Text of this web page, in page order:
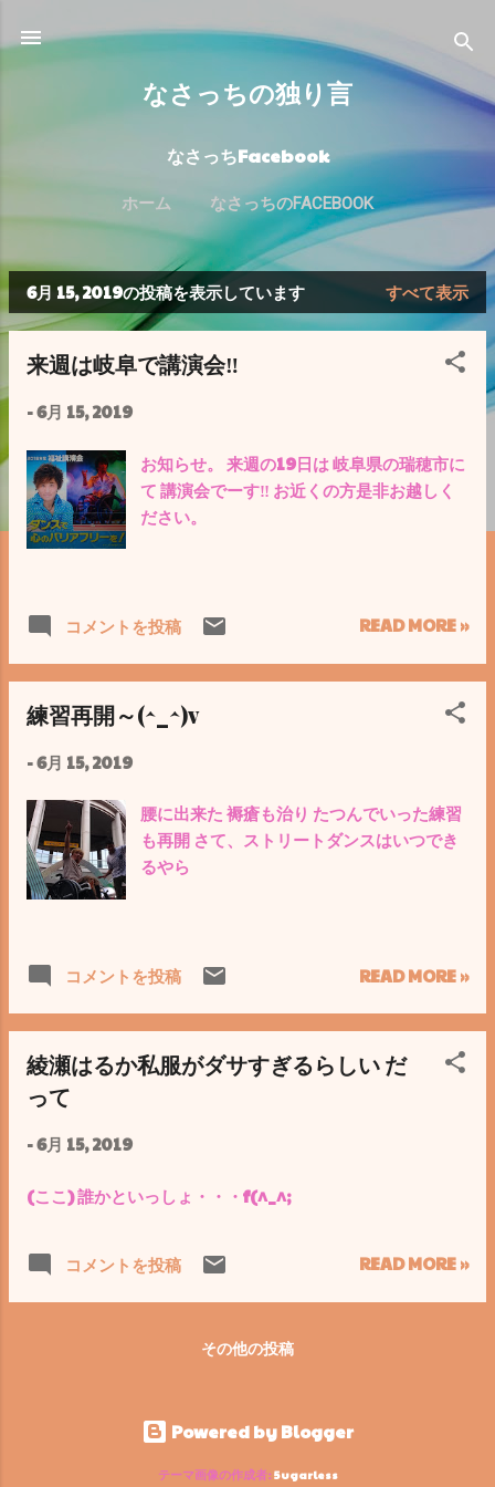
スキップしてメイン コンテンツに移動
なさっちの独り言
なさっちFacebook
ホーム なさっちのFACEBOOK
投
6月 15, 2019の投稿を表示しています すべて表示
来週は岐阜で講演会‼️
-6月 15, 2019
お知らせ。 来週の19日は 岐阜県の瑞穂市に
て 講演会でーす‼️ お近くの方是非お越しく
ださい。
コメントを投稿 READ MORE »
練習再開～(^_^)v
-6月 15, 2019
腰に出来た 褥瘡も治り たつんでいった練習
も再開 さて、ストリートダンスはいつでき
るやら
コメントを投稿 READ MORE »
綾瀬はるか私服がダサすぎるらしい だ
って
-6月 15, 2019
(ここ) 誰かといっしょ・・・f(^_^;
コメントを投稿 READ MORE »
その他の投稿
Powered by Blogger
テーマ画像の作成者:5ugarless